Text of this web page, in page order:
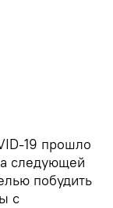
19 прошло
следующей
побудить
с